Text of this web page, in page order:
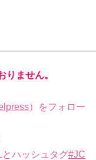
ません。
）をフォロー
ハッシュタグ#JC